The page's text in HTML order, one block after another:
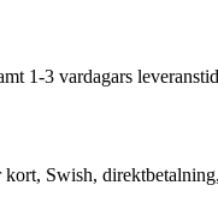
1-3 vardagars leveranstid
Swish,